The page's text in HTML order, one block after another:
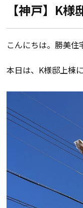
HOME
会員登録
分譲モデルハウス
おすすめ分譲地
手間ひまかけた家づ
【神戸】K様
こんにちは。勝美住
本日は、K様邸上棟